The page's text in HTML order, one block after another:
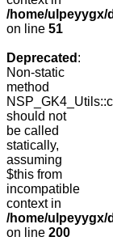
/home/ulpeyygx/
on line 51
Deprecated :
Non-static
method
should not
be called
statically,
assuming
$this from
incompatible
context in
/home/ulpeyygx/
on line 200